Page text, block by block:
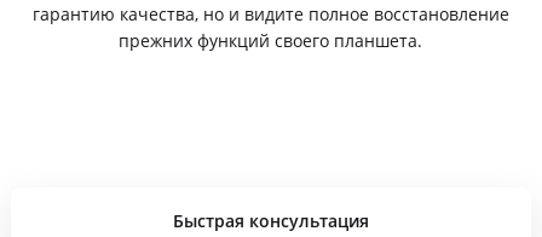
гарантию качества, но и видите полное восстановление
прежних функций своего планшета.
Быстрая консультация